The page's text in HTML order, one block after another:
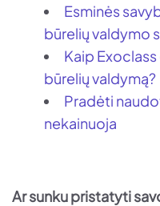
Esminės
būrelių valdymo
Kaip
būrelių valdymą?
Pradėti
nekainuoja
Ar sunku pristatyti